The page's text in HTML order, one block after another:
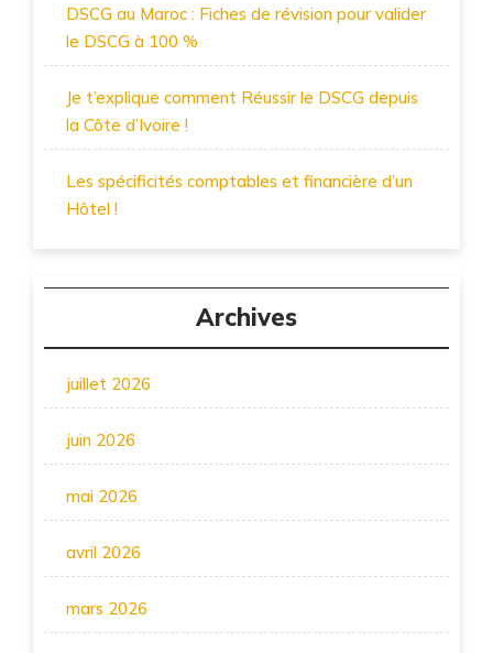
DSCG au Maroc : Fiches de révision pour valider
le DSCG à 100 %
Je t’explique comment Réussir le DSCG depuis
la Côte d’Ivoire !
Les spécificités comptables et financière d’un
Hôtel !
Archives
juillet 2026
juin 2026
mai 2026
avril 2026
mars 2026